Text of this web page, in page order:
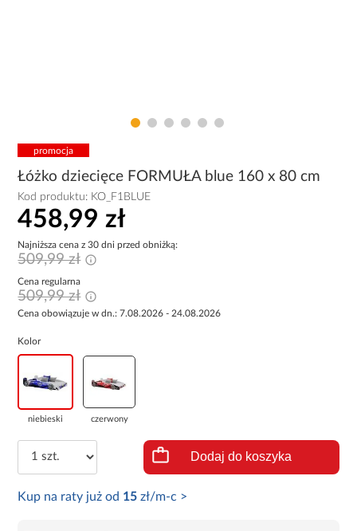
promocja
Łóżko dziecięce FORMUŁA blue 160 x 80 cm
Kod produktu: KO_F1BLUE
458,99 zł
Najniższa cena z 30 dni przed obniżką:
509,99 zł
Cena regularna
509,99 zł
Cena obowiązuje w dn.: 7.08.2026 - 24.08.2026
Kolor
niebieski czerwony
Dodaj do koszyka
Kup na raty już od 15 zł/m-c >